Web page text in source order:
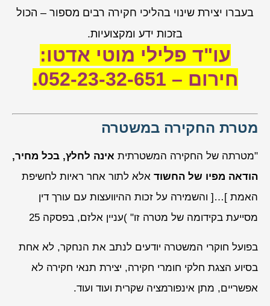
בעברו יצירת שינוי בהליכי חקירה רבים מספור – הכול
בזכות ידע ומקצועיות.
עו"ד פלילי מוטי אדטו:
חירום – 052-23-32-651.
מטרת החקירה במשטרה
"מטרתה של החקירה המשטרתית אינה לחלץ, בכל מחיר,
הודאה מפיו של החשוד אלא לתור אחר ראיות לחשיפת
האמת ]…[ והשמירה על זכות ההיוועצות עם עורך דין
מסייעת בקידומה של מטרה זו" )עניין אלזם, בפסקה 25
בפועל חוקרי המשטרה יודעים לנתב את הנחקר, לא אחת
בסיוע הצגת חלקי חומרי חקירה, יצירת תנאי חקירה לא
אפשריים, מתן אינפורמציה שקרית ועוד ועוד.